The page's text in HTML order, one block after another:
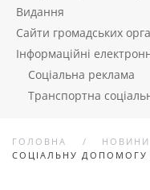
Видання
Сайти громадських
Інформаційні
Соціальна реклама
Транспортна
ГОЛОВНА НОВИНИ
СОЦІАЛЬНУ ДОПОМОГУ